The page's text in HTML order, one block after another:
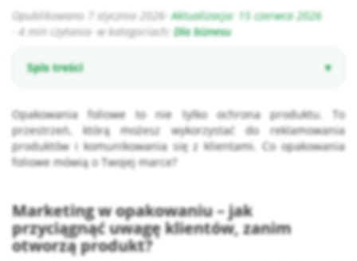
Opublikowano 7 stycznia 2026· Aktualizacja: 15 czerwca 2026
· 4 min czytania· w kategoriach:Dla biznesu
Spis treści
Opakowania foliowe to nie tylko ochrona produktu. To
przestrzeń, którą możesz wykorzystać do reklamowania
produktów i komunikowania się z klientami. Co opakowania
foliowe mówią o Twojej marce?
Marketing w opakowaniu – jak
przyciągnąć uwagę klientów, zanim
otworzą produkt?